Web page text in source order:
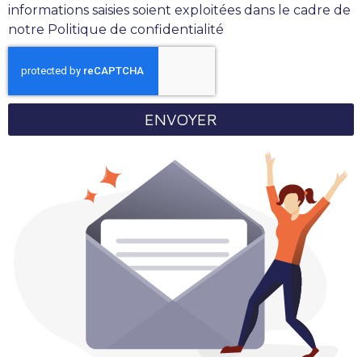
informations saisies soient exploitées dans le cadre de
notre Politique de confidentialité
ENVOYER